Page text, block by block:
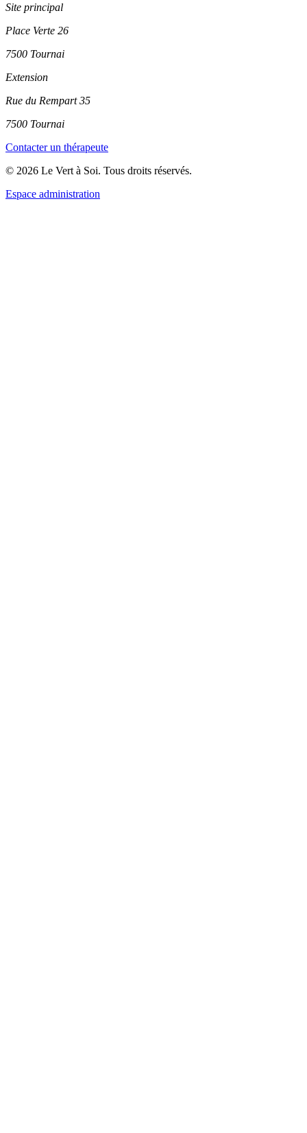
Site principal
Place Verte 26
7500 Tournai
Extension
Rue du Rempart 35
7500 Tournai
Contacter un thérapeute
© 2026 Le Vert à Soi. Tous droits réservés.
Espace administration